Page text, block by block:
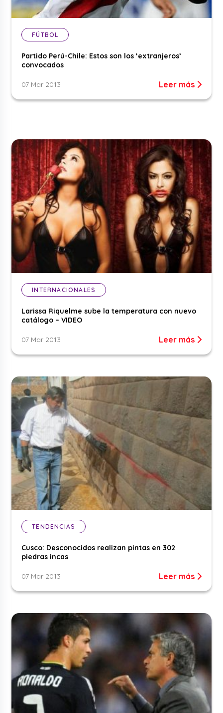
FÚTBOL
Partido Perú-Chile: Estos son los ‘extranjeros’
convocados
07 Mar 2013 Leer más
INTERNACIONALES
Larissa Riquelme sube la temperatura con nuevo
catálogo – VIDEO
07 Mar 2013 Leer más
TENDENCIAS
Cusco: Desconocidos realizan pintas en 302
piedras incas
07 Mar 2013 Leer más